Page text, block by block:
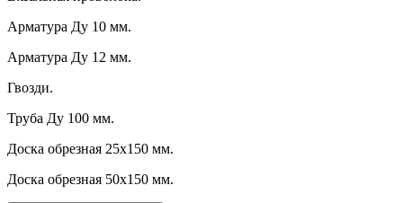
Арматура Ду 10 мм.
Арматура Ду 12 мм.
Гвозди.
Труба Ду 100 мм.
Доска обрезная 25х150 мм.
Доска обрезная 50х150 мм.